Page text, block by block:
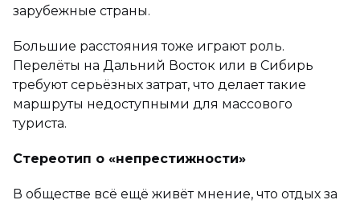
зарубежные страны.
Большие расстояния тоже играют роль.
Перелёты на Дальний Восток или в Сибирь
требуют серьёзных затрат, что делает такие
маршруты недоступными для массового
туриста.
Стереотип о «непрестижности»
В обществе всё ещё живёт мнение, что отдых за